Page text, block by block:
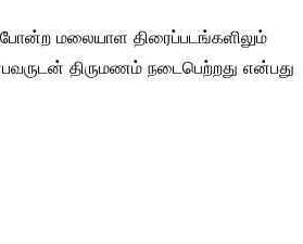
மலையாள திரைப்படங்களிலும்
திருமணம் நடைபெற்றது என்பது